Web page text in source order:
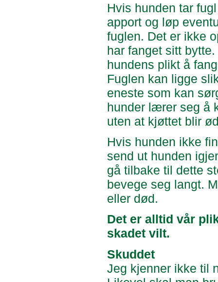
Hvis hunden tar
apport og løp
fuglen. Det er ikke
har fanget sitt
hundens plikt å
Fuglen kan ligge
eneste som kan
hunder lærer seg å
uten at kjøttet blir
Hvis hunden ikke
send ut hunden
gå tilbake til dette
bevege seg langt.
eller død.
Det er alltid vår
skadet vilt.
Skuddet
Jeg kjenner ikke til